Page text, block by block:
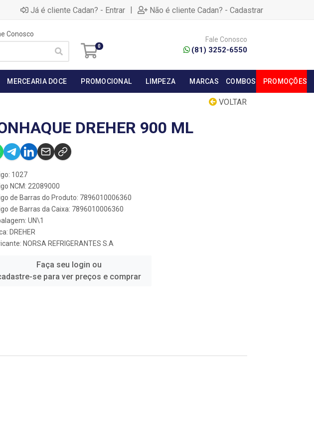
Já é cliente Cadan? - Entrar | Não é cliente Cadan? - Cadastrar
Conosco
0
Fale Conosco
(81) 3252-6550
MERCEARIA DOCE PROMOCIONAL LIMPEZA MARCAS COMBOS PROMOÇÕES
VOLTAR
DREHER 900 ML
1027
NCM: 22089000
de Barras do Produto: 7896010006360
de Barras da Caixa: 7896010006360
UN\1
DREHER
NORSA REFRIGERANTES S.A
Faça seu login ou
se para ver preços e comprar